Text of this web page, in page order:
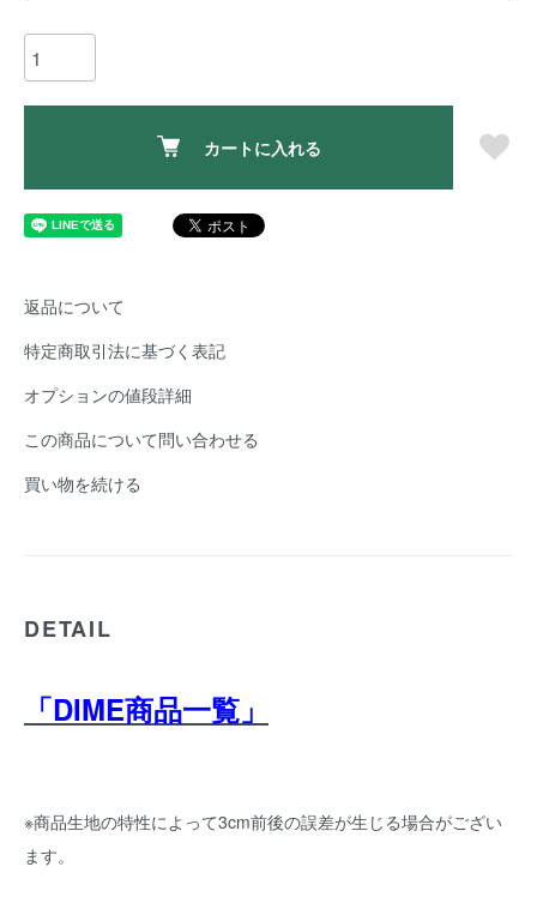
カートに入れる
返品について
特定商取引法に基づく表記
オプションの値段詳細
この商品について問い合わせる
買い物を続ける
DETAIL
「DIME商品一覧」
※商品生地の特性によって3cm前後の誤差が生じる場合がござい
ます。